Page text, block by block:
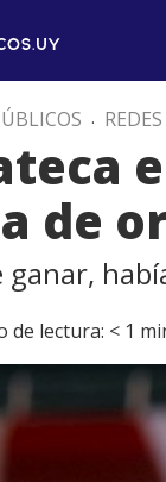
. REDES
de
ganar,
de lectura: < 1